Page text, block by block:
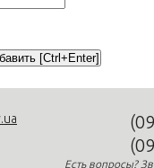
Есть вопросы?